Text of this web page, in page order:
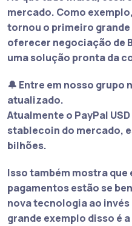
mercado. Como
tornou o primeiro
oferecer negociação de
uma solução pronta da
🔔 Entre em nosso grupo
atualizado.
Atualmente o PayPal
stablecoin do mercado,
bilhões.
Isso também mostra
pagamentos estão se
nova tecnologia ao
grande exemplo disso é a